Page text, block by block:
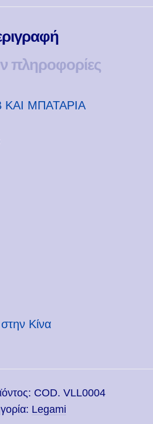
πληροφορίες
ΚΑΙ ΜΠΑΤΑΡΙΑ
Κίνα
COD. VLL0004
Legami